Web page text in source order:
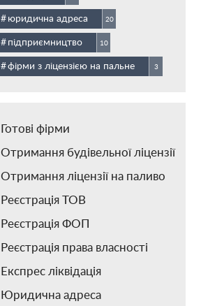
юридична адреса 20
підприємництво 10
фірми з ліцензією на пальне 3
Готові фірми
Отримання будівельної ліцензії
Отримання ліцензії на паливо
Реєстрація ТОВ
Реєстрація ФОП
Реєстрація права власності
Експрес ліквідація
Юридична адреса